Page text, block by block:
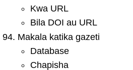
Kwa URL
Bila DOI au URL
Makala katika gazeti
Database
Chapisha